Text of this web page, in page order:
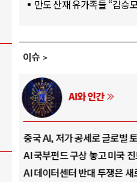
만도 산재 유가족들 “김승
이슈
벌 토큰 시..
국 진보진영 ..
은 새로운 글로..
전쟁의
EU·우
나토,